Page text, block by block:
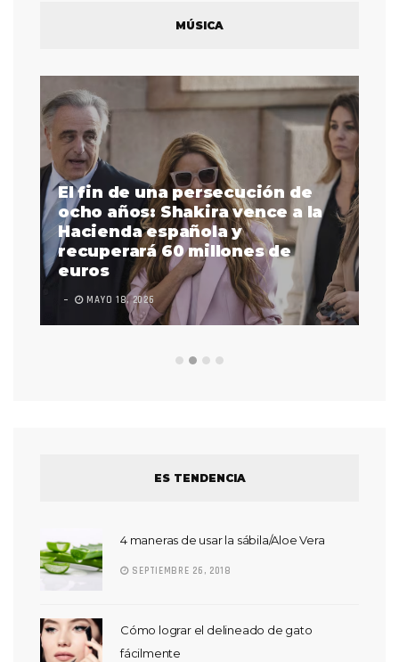
MÚSICA
El fin de una persecución de
ocho años: Shakira vence a la
Hacienda española y
recuperará 60 millones de
euros
MAYO 18, 2026
ES TENDENCIA
4 maneras de usar la sábila/Aloe Vera
SEPTIEMBRE 26, 2018
Cómo lograr el delineado de gato
fácilmente